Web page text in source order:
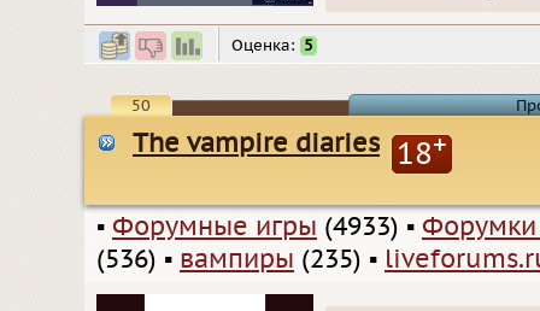
Оценка: 5
50
The vampire diaries 18+
▪ Форумные игры (4933) ▪
(536) ▪ вампиры (235) ▪